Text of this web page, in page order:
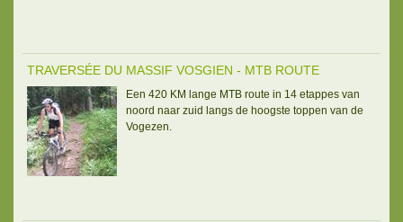
TRAVERSÉE DU MASSIF VOSGIEN - MTB ROUTE
Een 420 KM lange MTB route in 14 etappes van
noord naar zuid langs de hoogste toppen van de
Vogezen.